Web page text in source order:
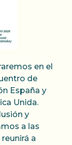
en el
de
España y
Unida.
y
a las
a